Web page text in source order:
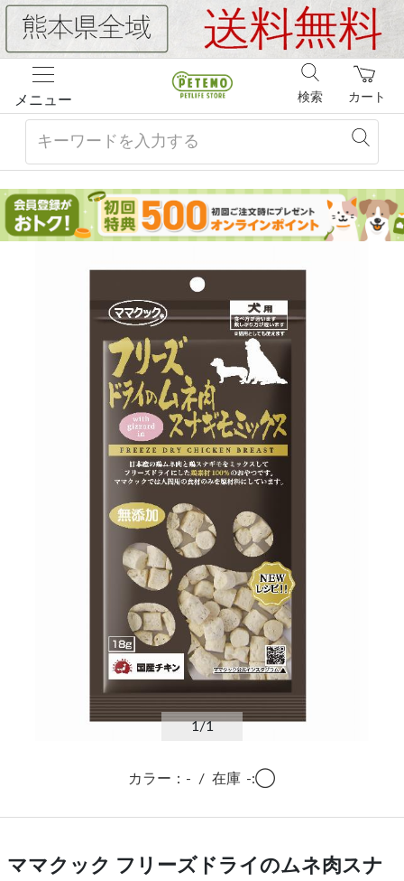
メニュー カート
検索
1/1
カラー：- / 在庫 -:◯
ママクック フリーズドライのムネ肉スナ